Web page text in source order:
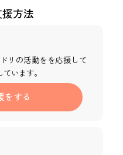
方法
リの活動をを応援して
います。
をする